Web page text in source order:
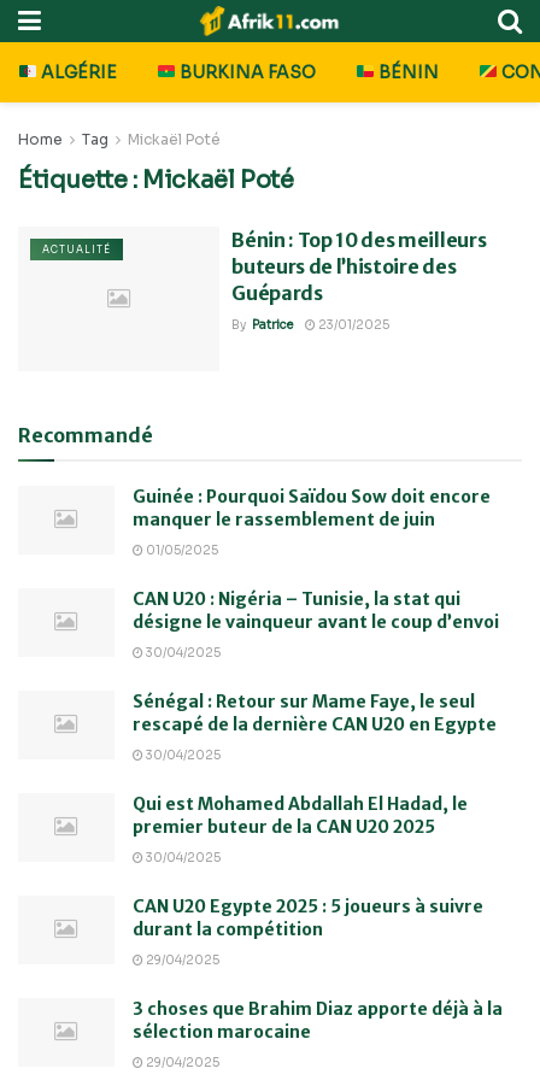
ALGÉRIE BURKINA FASO BÉNIN
Home Tag Mickaël Poté
Étiquette : Mickaël Poté
ACTUALITÉ
Bénin : Top 10 des meilleurs
buteurs de l’histoire des
Guépards
By Patrice 23/01/2025
Recommandé
Guinée : Pourquoi Saïdou Sow doit encore
manquer le rassemblement de juin
01/05/2025
CAN U20 : Nigéria – Tunisie, la stat qui
désigne le vainqueur avant le coup d’envoi
30/04/2025
Sénégal : Retour sur Mame Faye, le seul
rescapé de la dernière CAN U20 en Egypte
30/04/2025
Qui est Mohamed Abdallah El Hadad, le
premier buteur de la CAN U20 2025
30/04/2025
CAN U20 Egypte 2025 : 5 joueurs à suivre
durant la compétition
29/04/2025
3 choses que Brahim Diaz apporte déjà à la
sélection marocaine
29/04/2025